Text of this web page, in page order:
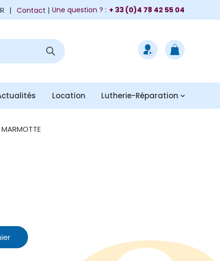
Contact | Une question ? : + 33 (0)4 78 42 55 04
Location Lutherie-Réparation